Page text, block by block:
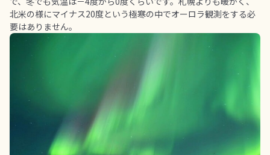
北米の様にマイナス20度という極寒の中でオーロラ観測をする必
要はありません。